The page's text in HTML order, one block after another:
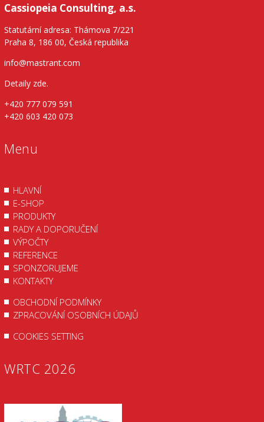
Cassiopeia Consulting, a.s.
Statutární adresa: Thámova 7/221
Praha 8, 186 00, Česká republika
info@mastrant.com
Detaily zde.
+420 777 079 591
+420 603 420 073
Menu
HLAVNÍ
E-SHOP
PRODUKTY
RADY A DOPORUČENÍ
VÝPOČTY
REFERENCE
SPONZORUJEME
KONTAKTY
OBCHODNÍ PODMÍNKY
ZPRACOVÁNÍ OSOBNÍCH ÚDAJŮ
COOKIES SETTING
WRTC 2026